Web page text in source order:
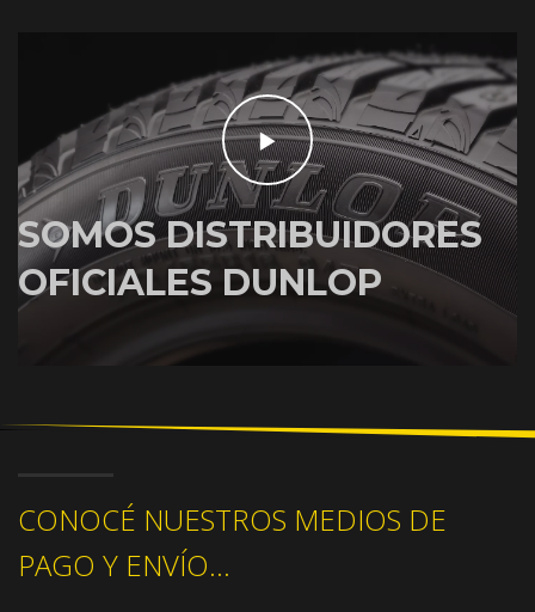
SOMOS DISTRIBUIDORES
OFICIALES DUNLOP
CONOCÉ NUESTROS MEDIOS DE
PAGO Y ENVÍO...